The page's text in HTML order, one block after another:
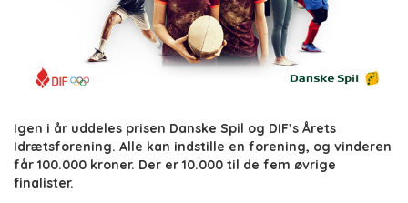
Igen i år uddeles prisen Danske Spil og DIF’s Årets
Idrætsforening. Alle kan indstille en forening, og vinderen
får 100.000 kroner. Der er 10.000 til de fem øvrige
finalister.